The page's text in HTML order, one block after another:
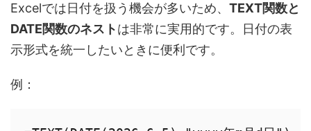
Excelでは日付を扱う機会が多いため、 TEXT関数と
DATE関数のネストは非常に実用的です。日付の表
示形式を統一したいときに便利です。
例：